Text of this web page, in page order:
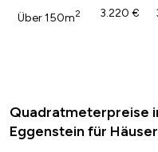
Über 150m2 3.220 €
Quadratmeterpreise
Eggenstein für